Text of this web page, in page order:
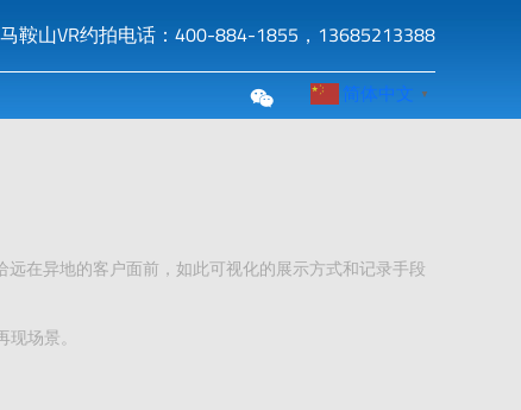
马鞍山VR约拍电话：400-884-1855，13685213388
简体中文 ▼
在异地的客户面前，如此可视化的展示方式和记录手段
场景。